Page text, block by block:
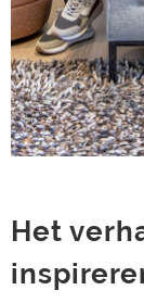
Het